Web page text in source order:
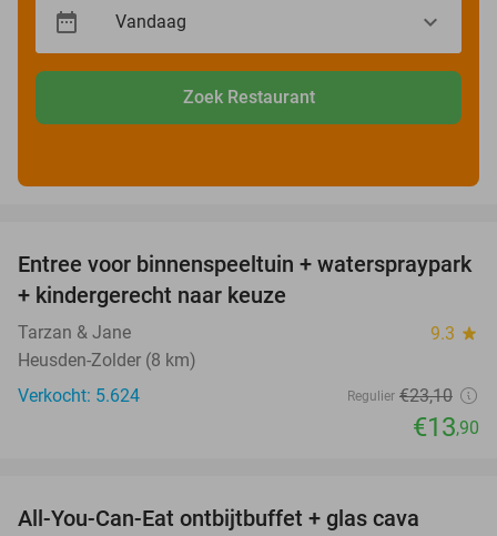
Zoek Restaurant
40%
Entree voor binnenspeeltuin + waterspraypark
+ kindergerecht naar keuze
Tarzan & Jane 9.3 star
Heusden-Zolder (8 km)
Verkocht: 5.624
Regulier €23,10
€13,90
All-You-Can-Eat ontbijtbuffet + glas cava